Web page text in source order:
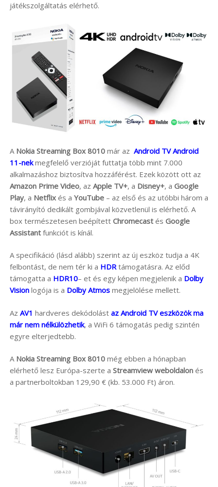
játékszolgáltatás elérhető.
A Nokia Streaming Box 8010 már az Android TV Android
11-nekmegfelelő verzióját futtatja több mint 7.000
alkalmazáshoz biztosítva hozzáférést. Ezek között ott az
Amazon Prime Video, az Apple TV+, a Disney+, a Google
Play, a Netflix és a YouTube – az első és az utóbbi három a
távirányító dedikált gombjával közvetlenül is elérhető. A
box természetesen beépített Chromecast és Google
Assistant funkciót is kínál.
A specifikáció (lásd alább) szerint az új eszköz tudja a 4K
felbontást, de nem tér ki a HDRtámogatásra. Az előd
támogatta a HDR10– et és egy képen megjelenik a Dolby
Vision logója is a Dolby Atmos megjelölése mellett.
Az AV1 hardveres dekódolást az Android TV eszközök ma
már nem nélkülözhetik, a WiFi 6 támogatás pedig szintén
egyre elterjedtebb.
A Nokia Streaming Box 8010 még ebben a hónapban
elérhető lesz Európa-szerte a Streamview weboldalon és
a partnerboltokban 129,90 € (kb. 53.000 Ft) áron.